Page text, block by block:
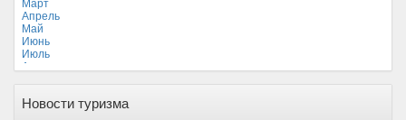
Россия
Таиланд
Тунис
Турция
Финляндия
Франция
Черногория
Чехия
Апрель
Май
Июнь
Июль
Август
Ноябрь
Новости туризма